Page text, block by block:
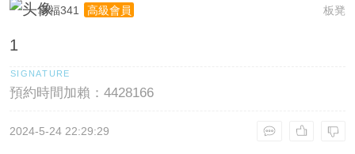
板凳
幸福341 高級會員
1
預約時間加賴：4428166
2024-5-24 22:29:29